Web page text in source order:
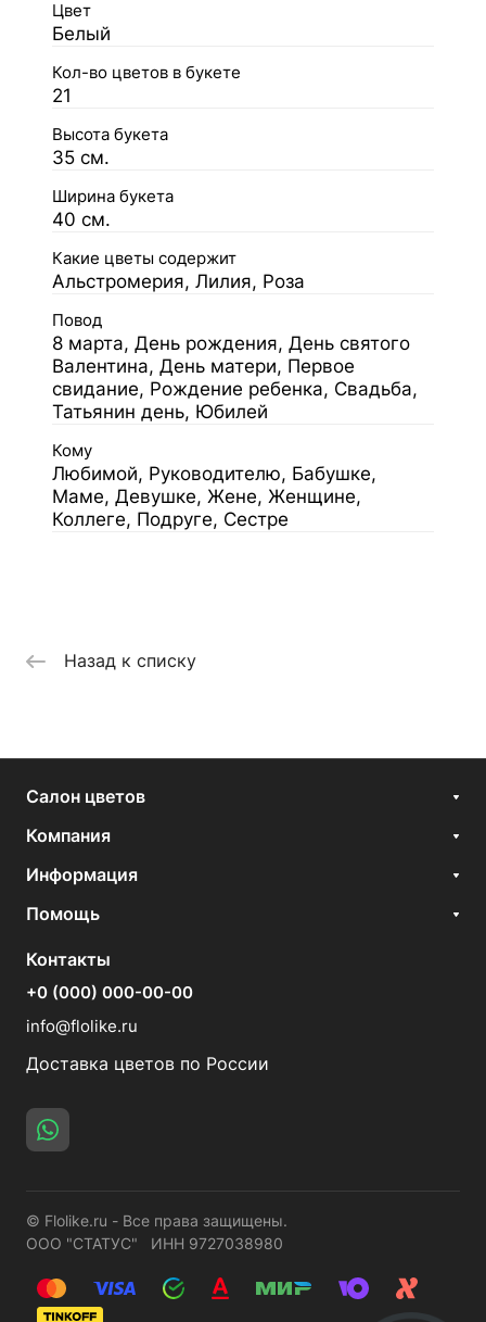
Цвет
Белый
Кол-во цветов в букете
21
Высота букета
35 см.
Ширина букета
40 см.
Какие цветы содержит
Альстромерия, Лилия, Роза
Повод
8 марта, День рождения, День святого
Валентина, День матери, Первое
свидание, Рождение ребенка, Свадьба,
Татьянин день, Юбилей
Кому
Любимой, Руководителю, Бабушке,
Маме, Девушке, Жене, Женщине,
Коллеге, Подруге, Сестре
Назад к списку
Салон цветов
Компания
Информация
Помощь
Контакты
+0 (000) 000-00-00
info@flolike.ru
Доставка цветов по России
© Flolike.ru - Все права защищены.
ООО "СТАТУС" ИНН 9727038980